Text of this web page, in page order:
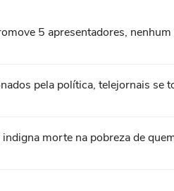
5 apresentadores,
pela política, telejornais se
indigna morte na pobreza de